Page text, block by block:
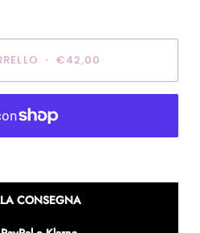
• €42,00
CONSEGNA